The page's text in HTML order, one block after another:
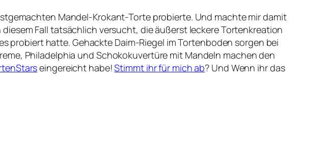
Mandel-Krokant-Torte probierte. Und machte mir damit
Fall tatsächlich versucht, die äußerst leckere Tortenkreation
probiert hatte. Gehackte Daim-Riegel im Tortenboden sorgen bei
Philadelphia und Schokokuvertüre mit Mandeln machen den
eingereicht habe!Stimmt ihr für mich ab? Und Wenn ihr das